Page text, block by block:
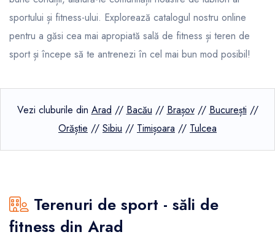
sportului și fitness-ului. Explorează catalogul nostru online
pentru a găsi cea mai apropiată sală de fitness și teren de
sport și începe să te antrenezi în cel mai bun mod posibil!
Vezi cluburile din Arad // Bacău // Brașov// București //
Orăștie // Sibiu // Timișoara // Tulcea
Terenuri de sport - săli de
fitness din Arad